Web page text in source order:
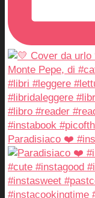
Paradisiaco ❤️